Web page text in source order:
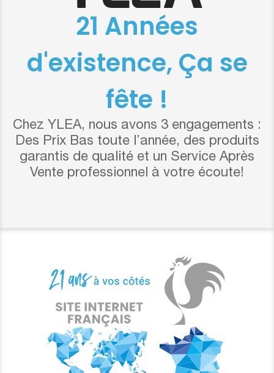
21 Années
d'existence, Ça se
fête !
Chez YLEA, nous avons 3 engagements :
Des Prix Bas toute l’année, des produits
garantis de qualité et un Service Après
Vente professionnel à votre écoute!